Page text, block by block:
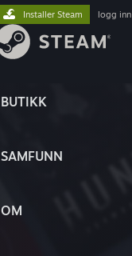
BUTIKK
SAMFUNN
OM
Installer Steam logg inn